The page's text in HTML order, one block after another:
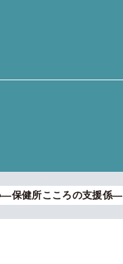
―保健所こころの支援係―